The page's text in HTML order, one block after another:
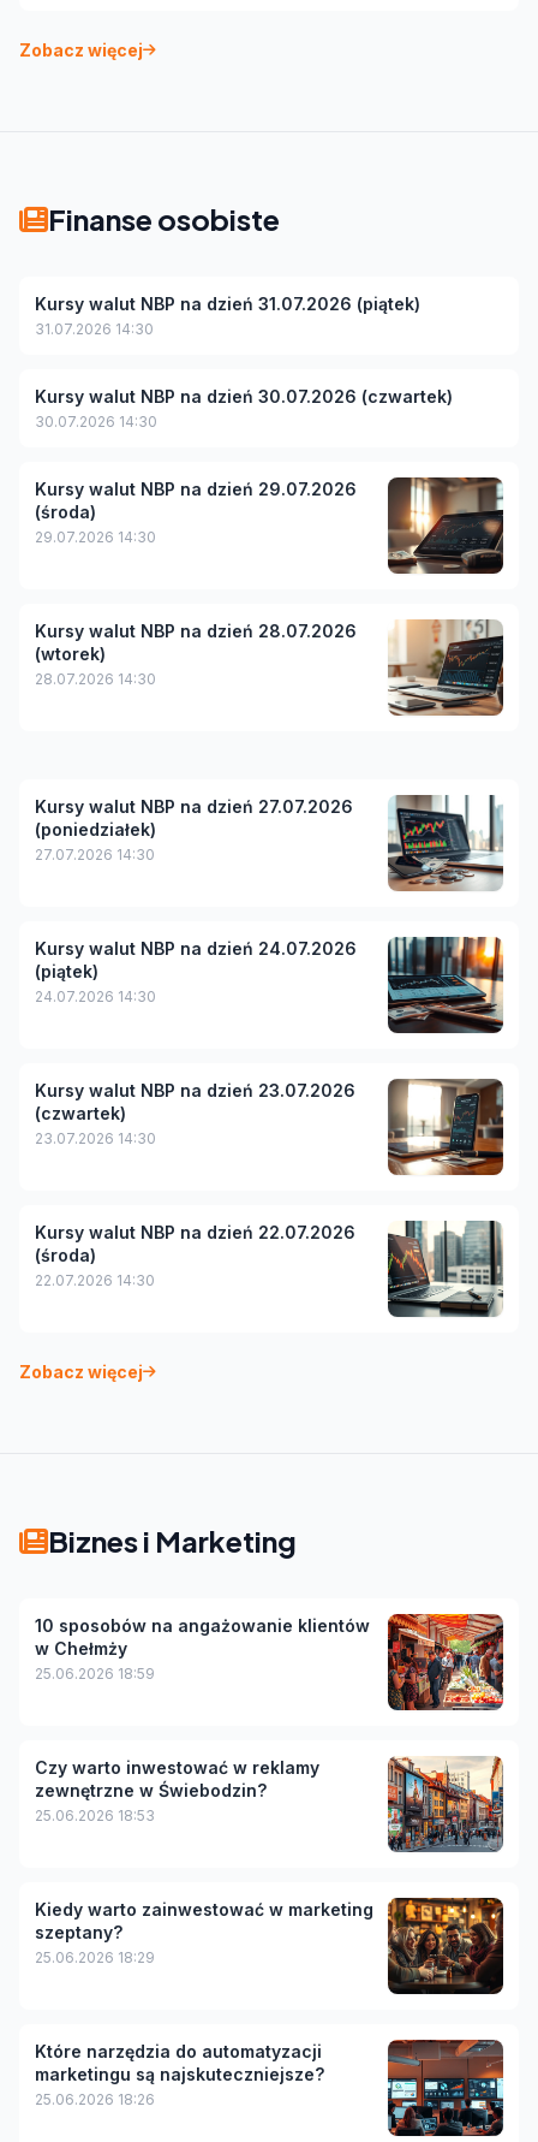
Zobacz więcej
Finanse osobiste
Kursy walut NBP na dzień 31.07.2026 (piątek)
31.07.2026 14:30
Kursy walut NBP na dzień 30.07.2026 (czwartek)
30.07.2026 14:30
Kursy walut NBP na dzień 29.07.2026
(środa)
29.07.2026 14:30
Kursy walut NBP na dzień 28.07.2026
(wtorek)
28.07.2026 14:30
Kursy walut NBP na dzień 27.07.2026
(poniedziałek)
27.07.2026 14:30
Kursy walut NBP na dzień 24.07.2026
(piątek)
24.07.2026 14:30
Kursy walut NBP na dzień 23.07.2026
(czwartek)
23.07.2026 14:30
Kursy walut NBP na dzień 22.07.2026
(środa)
22.07.2026 14:30
Zobacz więcej
Biznes i Marketing
10 sposobów na angażowanie klientów
w Chełmży
25.06.2026 18:59
Czy warto inwestować w reklamy
zewnętrzne w Świebodzin?
25.06.2026 18:53
Kiedy warto zainwestować w marketing
szeptany?
25.06.2026 18:29
Które narzędzia do automatyzacji
marketingu są najskuteczniejsze?
25.06.2026 18:26